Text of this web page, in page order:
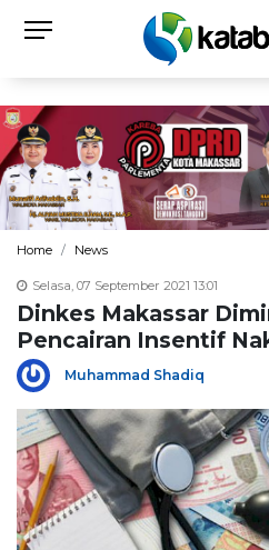
Home News
Selasa, 07 September 2021 13:01
Dinkes Makassar
Pencairan Insentif
Muhammad Shadiq